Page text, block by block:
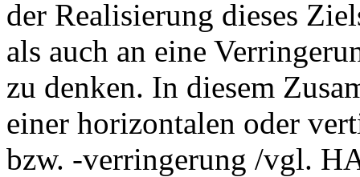
der Realisierung dieses
als auch an eine
zu denken. In diesem
einer horizontalen oder
bzw. -verringerung /vgl.